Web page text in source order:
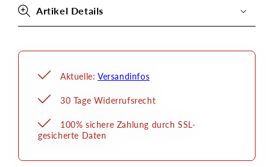
Artikel Details
Aktuelle: Versandinfos
30 Tage Widerrufsrecht
100% sichere Zahlung durch SSL-
gesicherte Daten